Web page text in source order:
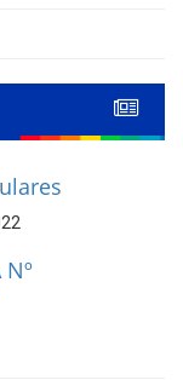
Nº